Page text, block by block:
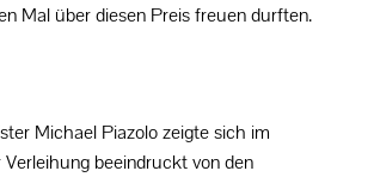
Mal über diesen Preis freuen durften.
Michael Piazolo zeigte sich im
Verleihung beeindruckt von den